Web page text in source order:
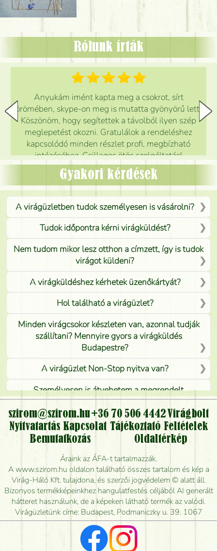
Rólunk írták
Anyukám imént kapta meg a csokrot, sírt
örömében, skype-on meg is mutatta gyönyörű lett.
Köszönöm, hogy segítettek a távolból ilyen szép
meglepetést okozni. Gratulálok a rendeléshez
kapcsolódó minden részlet profi, megbízható
intézéséhez. Csillagos ötös szolgáltatás!
Mónika
Gyakori kérdések
A virágüzletben tudok személyesen is vásárolni?
Tudok időpontra kérni virágküldést?
Nem tudom mikor lesz otthon a címzett, így is tudok
virágot küldeni?
A virágküldéshez kérhetek üzenőkártyát?
Hol található a virágüzlet?
Minden virágcsokor készleten van, azonnal tudják
szállítani? Mennyire gyors a virágküldés
Budapestre?
A virágüzlet Non-Stop nyitva van?
Személyesen is átvehetem a megrendelt
virágcsokrot, vagy csak virágküldéssel, kiszállítással
kérhető?
Vidékre is lehet rendelni?
Meddig rendelhetek virágküldést úgy, hogy még ma
kiszállítsák?
Mennyire gyorsan tudják elkészíteni a csokrot, és
mikor tudják leghamarabb kiszállítani?
Vörös rózsát keresek, van önöknél?
Milyen visszajelzést kapok a virágküldésről?
szirom@szirom.hu +36 70 506 4442Virágbolt
Nyitvatartás Kapcsolat Tájékoztató Feltételek
Bemutatkozás
Oldaltérkép
Áraink az ÁFA-t tartalmazzák.
A www.szirom.hu oldalon található összes tartalom és kép a
Virág-Háló Kft. tulajdona, és szerzői jogvédelem © alatt áll.
Bizonyos termékképeinkhez hangulatfestés céljából AI generált
hátteret használunk, de a képeken látható termék az valódi.
Virágüzletünk címe: Budapest, Podmaniczky u. 39. 1067